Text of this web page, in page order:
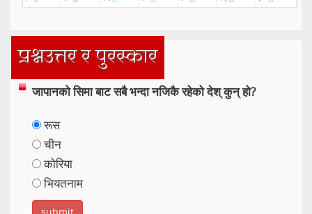
प्रश्नउत्तर र पुरस्कार
जापानको सिमा बाट सबै भन्दा नजिकै रहेको देश् कुन् हो?
रूस
चीन
कोरिया
भियतनाम